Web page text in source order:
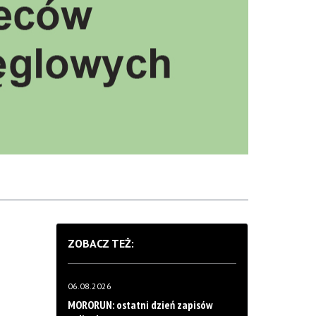
ZOBACZ TEŻ:
06.08.2026
MORORUN: ostatni dzień zapisów